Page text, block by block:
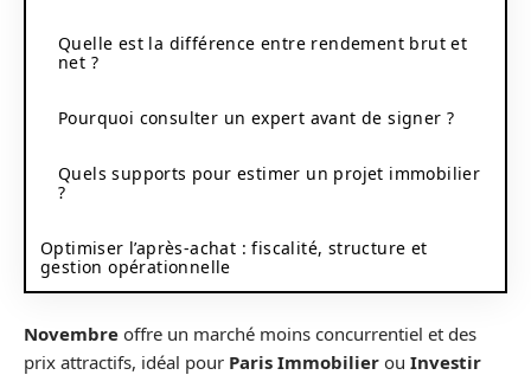
Quelle est la différence entre rendement brut et
net ?
Pourquoi consulter un expert avant de signer ?
Quels supports pour estimer un projet immobilier
?
Optimiser l’après‑achat : fiscalité, structure et
gestion opérationnelle
Novembre offre un marché moins concurrentiel et des
prix attractifs, idéal pour Paris Immobilier ou Investir